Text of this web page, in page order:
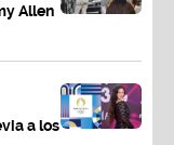
Allen
a los